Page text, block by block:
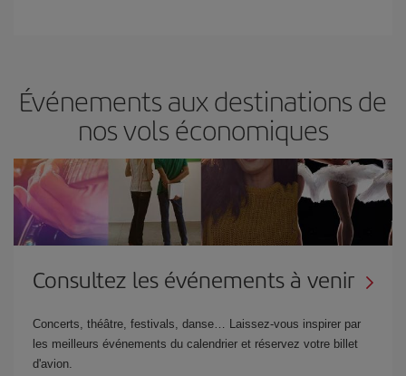
Événements aux destinations de
nos vols économiques
Consultez les événements à venir
Concerts, théâtre, festivals, danse… Laissez-vous inspirer par
les meilleurs événements du calendrier et réservez votre billet
d'avion.